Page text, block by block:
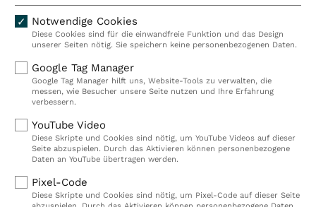
Kliniken
Ambulant
Reha
Prävention
Karriere
VITREA Deutschland
IMPRESSUM
HINWEISGEBERSYSTEM
Notwendige Cookies
Diese Cookies sind für die einwandfreie Funktion und das Design
unserer Seiten nötig. Sie speichern keine personenbezogenen Daten.
Google Tag Manager
Google Tag Manager hilft uns, Website-Tools zu verwalten, die
messen, wie Besucher unsere Seite nutzen und Ihre Erfahrung
verbessern.
YouTube Video
Diese Skripte und Cookies sind nötig, um YouTube Videos auf dieser
Seite abzuspielen. Durch das Aktivieren können personenbezogene
Daten an YouTube übertragen werden.
Pixel-Code
Diese Skripte und Cookies sind nötig, um Pixel-Code auf dieser Seite